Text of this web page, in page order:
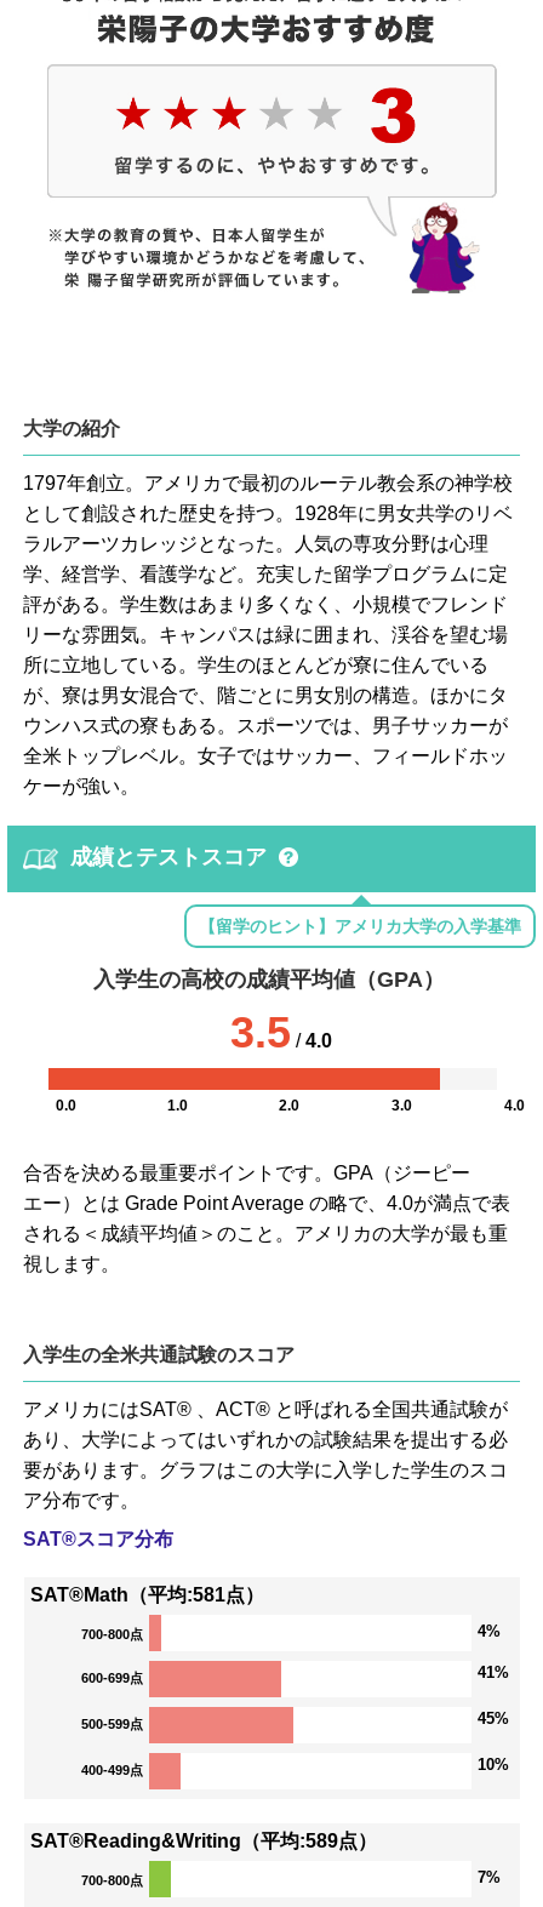
大学の紹介
1797年創立。アメリカで最初のルーテル教会系の神学校
として創設された歴史を持つ。1928年に男女共学のリベ
ラルアーツカレッジとなった。人気の専攻分野は心理
学、経営学、看護学など。充実した留学プログラムに定
評がある。学生数はあまり多くなく、小規模でフレンド
リーな雰囲気。キャンパスは緑に囲まれ、渓谷を望む場
所に立地している。学生のほとんどが寮に住んでいる
が、寮は男女混合で、階ごとに男女別の構造。ほかにタ
ウンハス式の寮もある。スポーツでは、男子サッカーが
全米トップレベル。女子ではサッカー、フィールドホッ
ケーが強い。
成績とテストスコア
【留学のヒント】アメリカ大学の入学基準
入学生の高校の成績平均値（GPA）
3.5 /4.0
0.0 1.0 2.0 3.0 4.0
合否を決める最重要ポイントです。GPA（ジーピー
エー）とは Grade Point Average の略で、4.0が満点で表
される＜成績平均値＞のこと。アメリカの大学が最も重
視します。
入学生の全米共通試験のスコア
アメリカにはSAT® 、ACT® と呼ばれる全国共通試験が
あり、大学によってはいずれかの試験結果を提出する必
要があります。グラフはこの大学に入学した学生のスコ
ア分布です。
SAT®スコア分布
SAT®Math（平均:581点）
700-800点 4%
600-699点 41%
500-599点 45%
400-499点 10%
SAT®Reading&Writing（平均:589点）
700-800点 7%